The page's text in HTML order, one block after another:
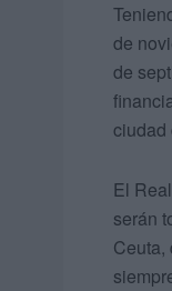
de
de
ciudad
El
serán
Ceuta,